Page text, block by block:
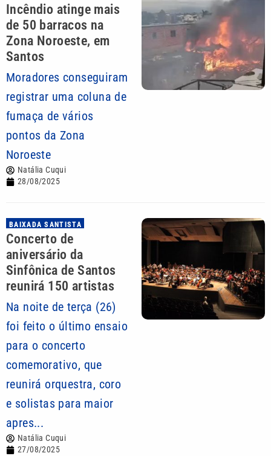
Incêndio atinge mais
de 50 barracos na
Zona Noroeste, em
Santos
Moradores conseguiram
registrar uma coluna de
fumaça de vários
pontos da Zona
Noroeste
Natália Cuqui
28/08/2025
BAIXADA SANTISTA
Concerto de
aniversário da
Sinfônica de Santos
reunirá 150 artistas
Na noite de terça (26)
foi feito o último ensaio
para o concerto
comemorativo, que
reunirá orquestra, coro
e solistas para maior
apres...
Natália Cuqui
27/08/2025